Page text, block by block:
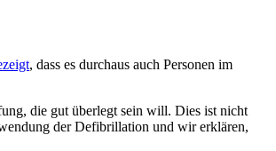
, dass es durchaus auch Personen im
die gut überlegt sein will. Dies ist nicht
der Defibrillation und wir erklären,